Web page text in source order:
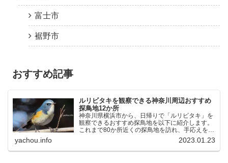
富士市
裾野市
おすすめ記事
ルリビタキを観察できる神奈川周辺おすすめ
探鳥地12か所
神奈川県横浜市から、日帰りで「ルリビタキ」を
観察できるおすすめ探鳥地を以下に紹介します。
これまで80か所近くの探鳥地を訪れ、手応えを感
じた場所です。以下、★ が多いほど観察しやす
く、出現頻度が高いと感じた場所です。 北本自然
観察公園：埼玉県...
yachou.info 2023.01.23